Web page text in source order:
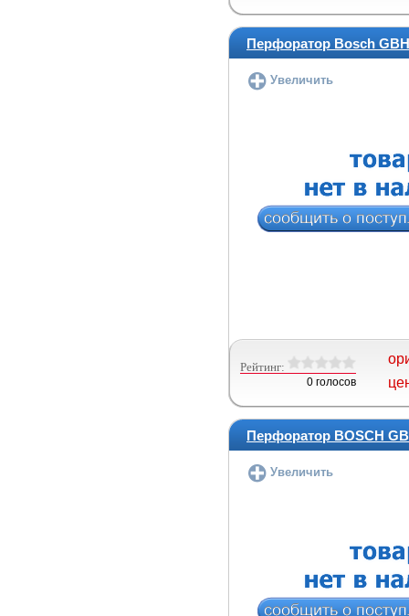
Перфоратор Bosch
Увеличить
Рейтинг:
0 голосов
Перфоратор BOSCH
Увеличить